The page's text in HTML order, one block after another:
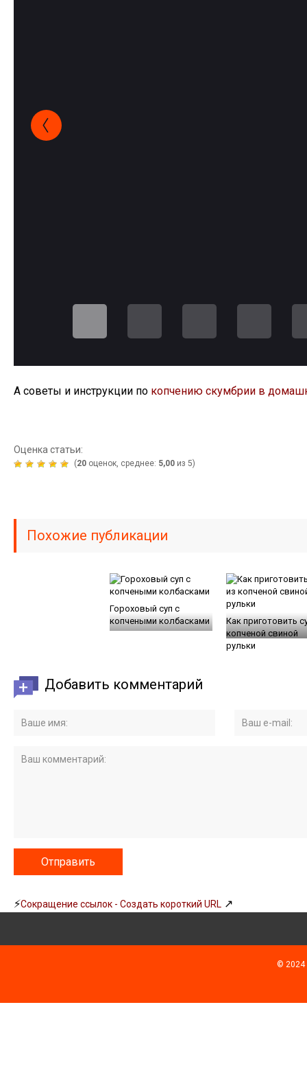
А советы и инструкции по копчению скумбрии в
Оценка статьи:
(20оценок, среднее: 5,00из 5)
Похожие публикации
Гороховый суп с
копчеными колбасками
Как приготовить
копченой свиной
рульки
Добавить комментарий
⚡Сокращение ссылок - Создать короткий URL↗
© 2024